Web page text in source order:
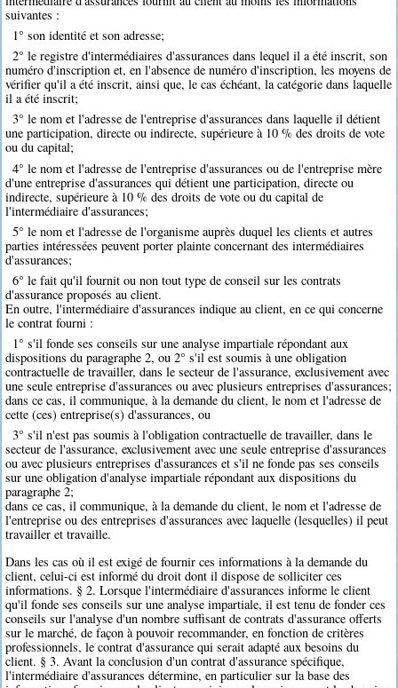
suivantes :
1° son identité et son adresse;
2° le registre d'intermédiaires d'assurances dans lequel il a été inscrit, son
numéro d'inscription et, en l'absence de numéro d'inscription, les moyens de
vérifier qu'il a été inscrit, ainsi que, le cas échéant, la catégorie dans laquelle
il a été inscrit;
3° le nom et l'adresse de l'entreprise d'assurances dans laquelle il détient
une participation, directe ou indirecte, supérieure à 10 % des droits de vote
ou du capital;
4° le nom et l'adresse de l'entreprise d'assurances ou de l'entreprise mère
d'une entreprise d'assurances qui détient une participation, directe ou
indirecte, supérieure à 10 % des droits de vote ou du capital de
l'intermédiaire d'assurances;
5° le nom et l'adresse de l'organisme auprès duquel les clients et autres
parties intéressées peuvent porter plainte concernant des intermédiaires
d'assurances;
6° le fait qu'il fournit ou non tout type de conseil sur les contrats
d'assurance proposés au client.
En outre, l'intermédiaire d'assurances indique au client, en ce qui concerne
le contrat fourni :
1° s'il fonde ses conseils sur une analyse impartiale répondant aux
dispositions du paragraphe 2, ou 2° s'il est soumis à une obligation
contractuelle de travailler, dans le secteur de l'assurance, exclusivement avec
une seule entreprise d'assurances ou avec plusieurs entreprises d'assurances;
dans ce cas, il communique, à la demande du client, le nom et l'adresse de
cette (ces) entreprise(s) d'assurances, ou
3° s'il n'est pas soumis à l'obligation contractuelle de travailler, dans le
secteur de l'assurance, exclusivement avec une seule entreprise d'assurances
ou avec plusieurs entreprises d'assurances et s'il ne fonde pas ses conseils
sur une obligation d'analyse impartiale répondant aux dispositions du
paragraphe 2;
dans ce cas, il communique, à la demande du client, le nom et l'adresse de
l'entreprise ou des entreprises d'assurances avec laquelle (lesquelles) il peut
travailler et travaille.
Dans les cas où il est exigé de fournir ces informations à la demande du
client, celui-ci est informé du droit dont il dispose de solliciter ces
informations. § 2. Lorsque l'intermédiaire d'assurances informe le client
qu'il fonde ses conseils sur une analyse impartiale, il est tenu de fonder ces
conseils sur l'analyse d'un nombre suffisant de contrats d'assurance offerts
sur le marché, de façon à pouvoir recommander, en fonction de critères
professionnels, le contrat d'assurance qui serait adapté aux besoins du
client. § 3. Avant la conclusion d'un contrat d'assurance spécifique,
l'intermédiaire d'assurances détermine, en particulier sur la base des